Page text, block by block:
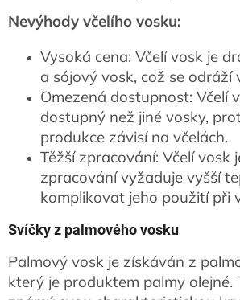
Nevýhody včelího vosku:
Vysoká cena: Včelí vosk je
a sójový vosk, což se odráží
Omezená dostupnost: Včelí
dostupný než jiné vosky,
produkce závisí na včelách.
Těžší zpracování: Včelí vosk
zpracování vyžaduje vyšší
komplikovat jeho použití při
Svíčky z palmového vosku
Palmový vosk je získáván z
který je produktem palmy olejné.